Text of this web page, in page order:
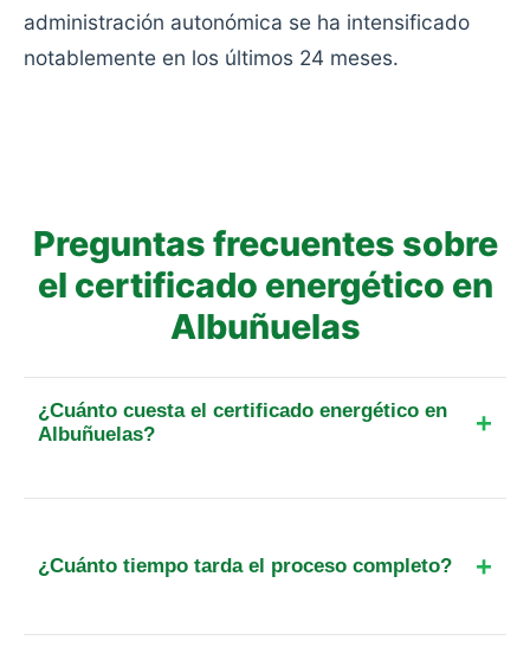
administración autonómica se ha intensificado
notablemente en los últimos 24 meses.
Preguntas frecuentes sobre
el certificado energético en
Albuñuelas
¿Cuánto cuesta el certificado energético en
Albuñuelas?
registro. Para otra superficie o tipo de inmueble,
¿Cuánto tiempo tarda el proceso completo?